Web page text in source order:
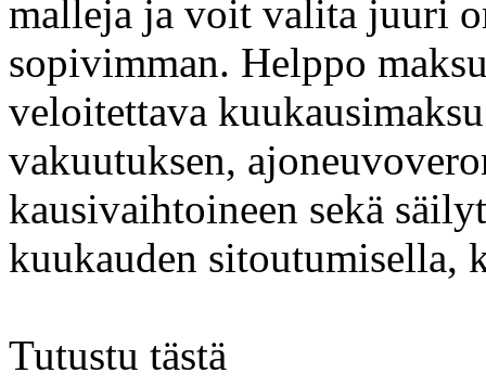
malleja ja voit valita juuri
sopivimman. Helppo
veloitettava
vakuutuksen,
kausivaihtoineen sekä
kuukauden sitoutumisella,
Tutustu tästä